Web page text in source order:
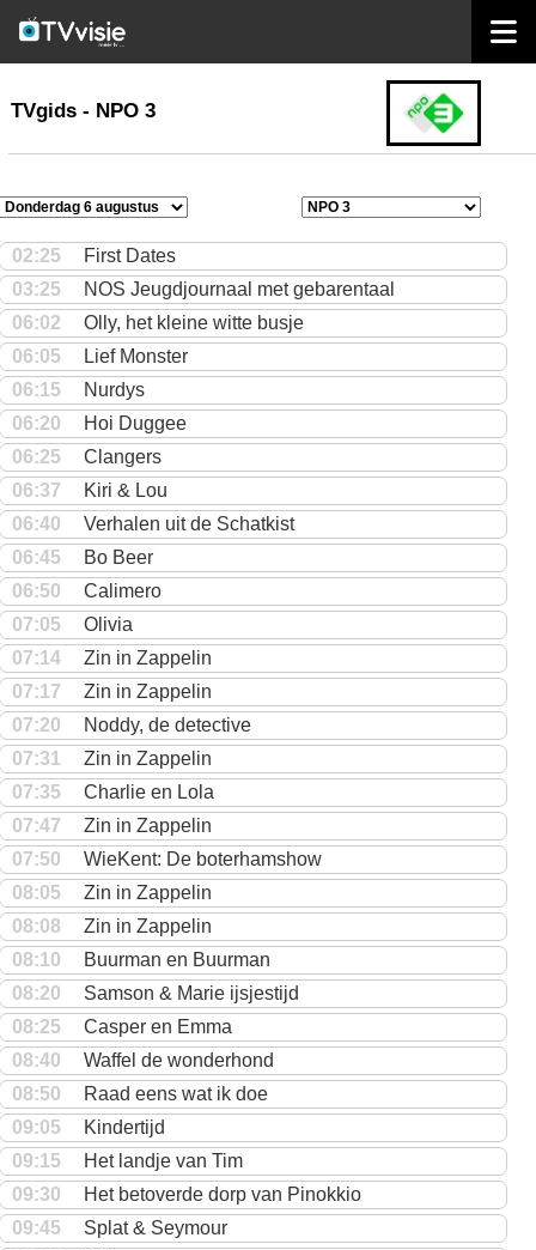
TVgids
TVgids - NPO 3
02:25
First Dates
03:25
NOS Jeugdjournaal met gebarentaal
06:02
Olly, het kleine witte busje
06:05
Lief Monster
06:15
Nurdys
06:20
Hoi Duggee
06:25
Clangers
06:37
Kiri & Lou
06:40
Verhalen uit de Schatkist
06:45
Bo Beer
06:50
Calimero
07:05
Olivia
07:14
Zin in Zappelin
07:17
Zin in Zappelin
07:20
Noddy, de detective
07:31
Zin in Zappelin
07:35
Charlie en Lola
07:47
Zin in Zappelin
07:50
WieKent: De boterhamshow
08:05
Zin in Zappelin
08:08
Zin in Zappelin
08:10
Buurman en Buurman
08:20
Samson & Marie ijsjestijd
08:25
Casper en Emma
08:40
Waffel de wonderhond
08:50
Raad eens wat ik doe
09:05
Kindertijd
09:15
Het landje van Tim
09:30
Het betoverde dorp van Pinokkio
09:45
Splat & Seymour